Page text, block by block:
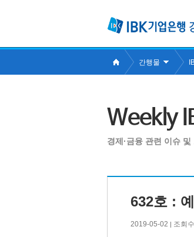
간행물
Weekly
경제·금융 관련 이슈
632호 :
2019-05-02 | 조회